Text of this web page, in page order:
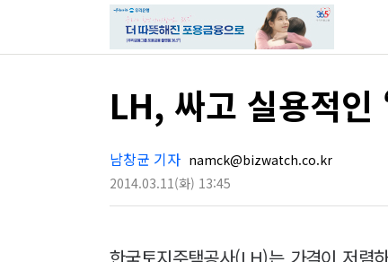
LH, 싸고 실용적인
남창균 기자 namck@bizwatch.co.kr
2014.03.11(화) 13:45